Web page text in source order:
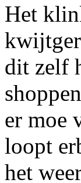
Het
dit zelf
er moe
loopt
het